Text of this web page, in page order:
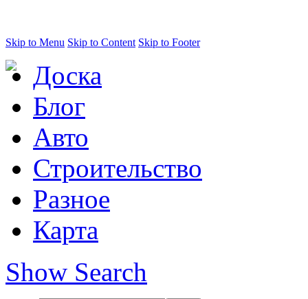
Skip to Menu Skip to Content Skip to Footer
Доска
Блог
Авто
Строительство
Разное
Карта
Show Search